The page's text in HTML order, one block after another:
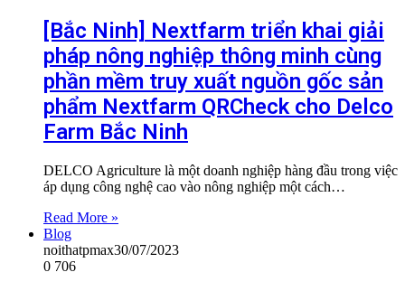
[Bắc Ninh] Nextfarm triển khai giải
pháp nông nghiệp thông minh cùng
phần mềm truy xuất nguồn gốc sản
phẩm Nextfarm QRCheck cho Delco
Farm Bắc Ninh
DELCO Agriculture là một doanh nghiệp hàng đầu trong việc
áp dụng công nghệ cao vào nông nghiệp một cách…
Read More »
Blog
noithatpmax30/07/2023
0 706